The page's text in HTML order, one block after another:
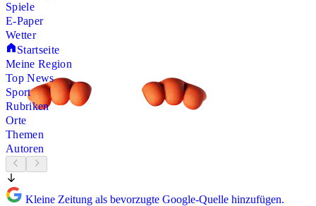
Spiele
E-Paper
Wetter
Startseite
Meine Region
Top News
Sport
Rubriken
Orte
Themen
Autoren
Kleine Zeitung als bevorzugte Google-Quelle hinzufügen.